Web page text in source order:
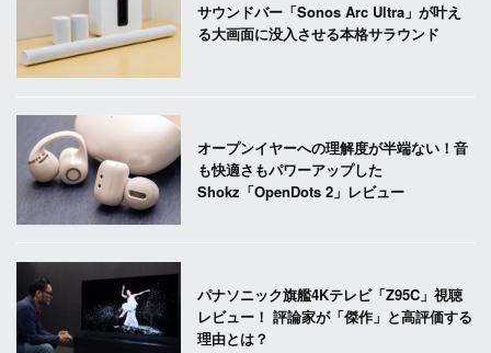
サウンドバー「Sonos Arc Ultra」が叶え
る大画面に没入させる本格サラウンド
オープンイヤーへの理解度が半端ない！音
も快適さもパワーアップした
Shokz「OpenDots 2」レビュー
パナソニック旗艦4Kテレビ「Z95C」視聴
レビュー！ 評論家が「傑作」と高評価する
理由とは？